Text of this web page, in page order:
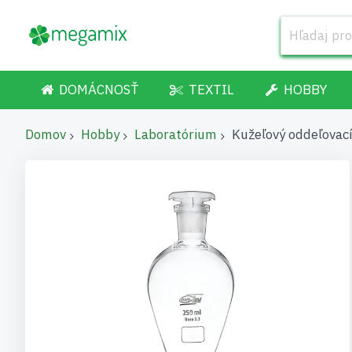
DOMÁCNOSŤ TEXTIL HOBBY
Domov Hobby Laboratórium Kužeľový